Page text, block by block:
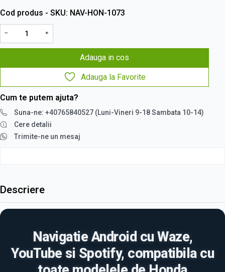
Cod produs - SKU NAV-HON-1073
− +
Adauga in cos
Adauga la Favorite
Cum te putem ajuta?
Suna-ne: +40765840527 (Luni-Vineri 9-18 Sambata 10-14)
Cere detalii
Trimite-ne un mesaj
Descriere
Navigatie Android cu Waze,
YouTube si Spotify, compatibila cu